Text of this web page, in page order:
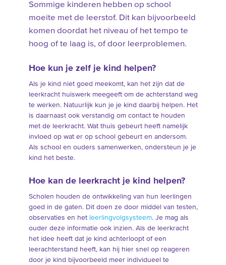
Sommige kinderen hebben op school
moeite met de leerstof. Dit kan bijvoorbeeld
komen doordat het niveau of het tempo te
hoog of te laag is, of door leerproblemen.
Hoe kun je zelf je kind helpen?
Als je kind niet goed meekomt, kan het zijn dat de
leerkracht huiswerk meegeeft om de achterstand weg
te werken. Natuurlijk kun je je kind daarbij helpen. Het
is daarnaast ook verstandig om contact te houden
met de leerkracht. Wat thuis gebeurt heeft namelijk
invloed op wat er op school gebeurt en andersom.
Als school en ouders samenwerken, ondersteun je je
kind het beste.
Hoe kan de leerkracht je kind helpen?
Scholen houden de ontwikkeling van hun leerlingen
goed in de gaten. Dit doen ze door middel van testen,
observaties en het leerlingvolgsysteem. Je mag als
ouder deze informatie ook inzien. Als de leerkracht
het idee heeft dat je kind achterloopt of een
leerachterstand heeft, kan hij hier snel op reageren
door je kind bijvoorbeeld meer individueel te